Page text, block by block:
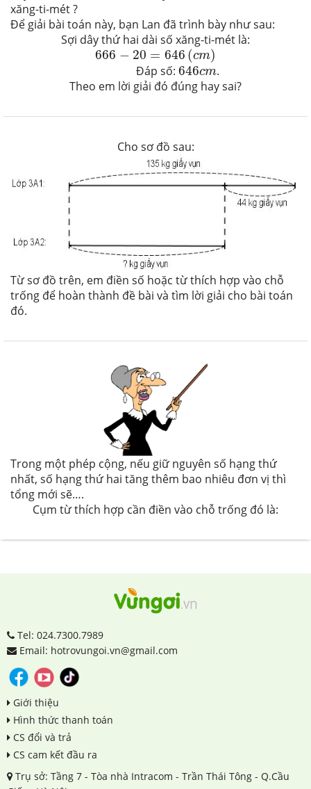
xăng-ti-mét ?
Để giải bài toán này, bạn Lan đã trình bày như sau:
Sợi dây thứ hai dài số xăng-ti-mét là:
666 − 20 = 646 (cm)
666−20=646(cm)
Đáp số: 646cm
646cm.
Theo em lời giải đó đúng hay sai?
Cho sơ đồ sau:
Từ sơ đồ trên, em điền số hoặc từ thích hợp vào chỗ
trống để hoàn thành đề bài và tìm lời giải cho bài toán
đó.
Trong một phép cộng, nếu giữ nguyên số hạng thứ
nhất, số hạng thứ hai tăng thêm bao nhiêu đơn vị thì
tổng mới sẽ….
Cụm từ thích hợp cần điền vào chỗ trống đó là:
Tel: 024.7300.7989
Email: hotrovungoi.vn@gmail.com
Giới thiệu
Hình thức thanh toán
CS đổi và trả
CS cam kết đầu ra
Trụ sở: Tầng 7 - Tòa nhà Intracom - Trần Thái Tông - Q.Cầu